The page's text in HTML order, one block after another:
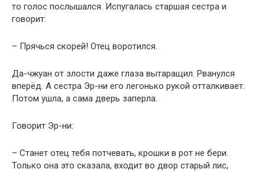
то голос послышался. Испугалась старшая сестра и
говорит:
– Прячься скорей! Отец воротился.
Да-чжуан от злости даже глаза вытаращил. Рванулся
вперёд. А сестра Эр-ни его легонько рукой отталкивает.
Потом ушла, а сама дверь заперла.
Говорит Эр-ни:
– Станет отец тебя потчевать, крошки в рот не бери.
Только она это сказала, входит во двор старый лис,